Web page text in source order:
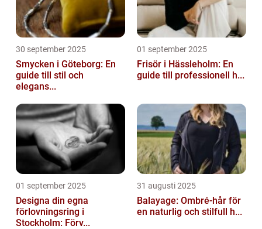
30 september 2025
Smycken i Göteborg: En
guide till stil och
elegans...
01 september 2025
Frisör i Hässleholm: En
guide till professionell h...
01 september 2025
Designa din egna
förlovningsring i
Stockholm: Förv...
31 augusti 2025
Balayage: Ombré-hår för
en naturlig och stilfull h...